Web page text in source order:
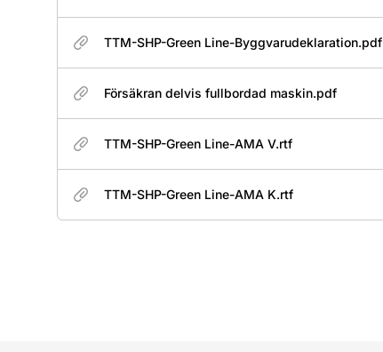
TTM-SHP-Green Line-Byggvarudeklaration.pdf
Försäkran delvis fullbordad maskin.pdf
TTM-SHP-Green Line-AMA V.rtf
TTM-SHP-Green Line-AMA K.rtf